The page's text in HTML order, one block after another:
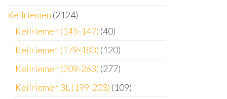
Keilriemen (2124)
Keilriemen (145-147) (40)
Keilriemen (179-183) (120)
Keilriemen (209-263) (277)
Keilriemen 3L (199-203) (109)